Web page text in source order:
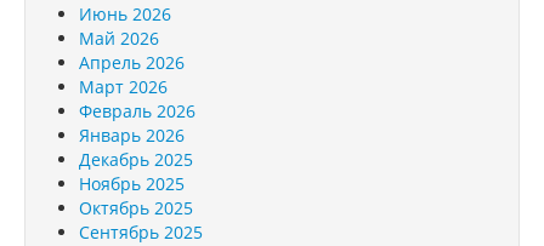
Июнь 2026
Май 2026
Апрель 2026
Март 2026
Февраль 2026
Январь 2026
Декабрь 2025
Ноябрь 2025
Октябрь 2025
Сентябрь 2025